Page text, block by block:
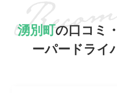
おすす
湧別町の口コミ
ーパードライ